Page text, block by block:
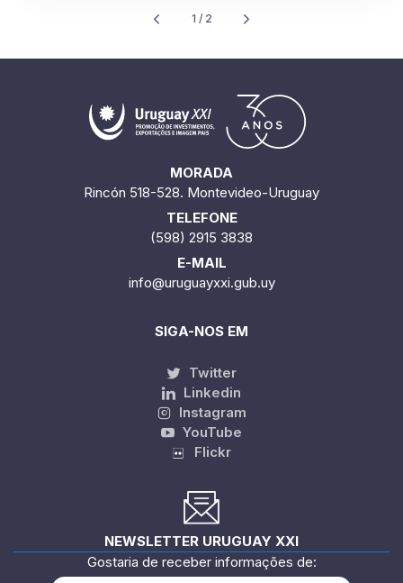
1 / 2
MORADA
Rincón 518-528. Montevideo-Uruguay
(598) 2915 3838
info@uruguayxxi.gub.uy
SIGA-NOS EM
Linkedin
Instagram
YouTube
Flickr